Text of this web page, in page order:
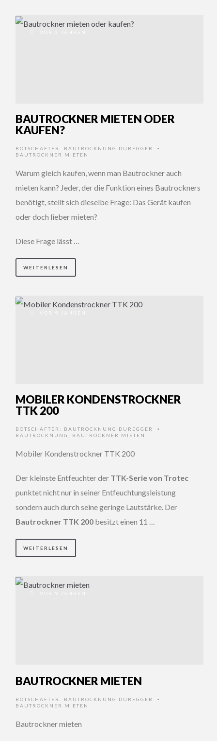
VOR 3 JAHREN
BAUTROCKNER MIETEN ODER
KAUFEN?
BOTSCHAFTER: BAUTROCKNUNG DUREGGER •
BAUTROCKNER MIETEN
Warum gleich kaufen, wenn man Bautrockner auch
mieten kann? Jeder, der die Funktion eines Bautrockners
benötigt, stellt sich dieselbe Frage: Das Gerät kaufen
oder doch lieber mieten?
Diese Frage lässt …
WEITERLESEN
VOR 9 JAHREN
MOBILER KONDENSTROCKNER
TTK 200
BOTSCHAFTER: BAUTROCKNUNG DUREGGER •
BAUTROCKNUNG BAUTROCKNER MIETEN
Mobiler Kondenstrockner TTK 200
Der kleinste Entfeuchter der TTK-Serie von Trotec
punktet nicht nur in seiner Entfeuchtungsleistung
sondern auch durch seine geringe Lautstärke. Der
Bautrockner TTK 200 besitzt einen 11 …
WEITERLESEN
VOR 9 JAHREN
BAUTROCKNER MIETEN
BOTSCHAFTER: BAUTROCKNUNG DUREGGER •
BAUTROCKNER MIETEN
Bautrockner mieten